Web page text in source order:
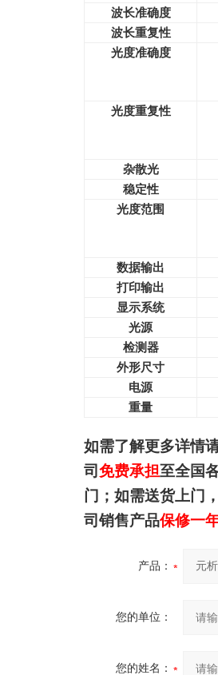
波长准确度
波长重复性
光度准确度
光度重复性
杂散光
稳定性
光度范围
数据输出
打印输出
显示系统
光源
检测器
外形尺寸
电源
重量
如需了解更多详情
司免费承担至全国
门；如需送货上门
司销售产品保修一
产品：
您的单位：
您的姓名：